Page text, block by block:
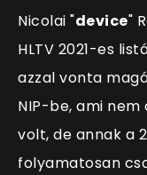
Nicolai "device"
HLTV 2021-es
azzal vonta
NIP-be, ami
volt, de annak a
folyamatosan